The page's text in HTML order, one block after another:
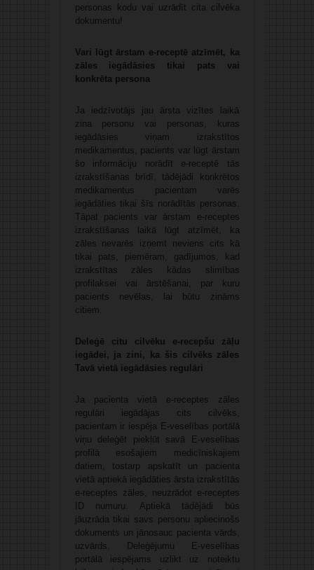
personas kodu vai uzrādīt cita cilvēka
dokumentu!
Vari lūgt ārstam e-receptē atzīmēt, ka
zāles iegādāsies tikai pats vai
konkrēta persona
Ja iedzīvotājs jau ārsta vizītes laikā
zina personu vai personas, kuras
iegādāsies viņam izrakstītos
medikamentus, pacients var lūgt ārstam
šo informāciju norādīt e-receptē tās
izrakstīšanas brīdī, tādējādi konkrētos
medikamentus pacientam varēs
iegādāties tikai šīs norādītās personas.
Tāpat pacients var ārstam e-receptes
izrakstīšanas laikā lūgt atzīmēt, ka
zāles nevarēs izņemt neviens cits kā
tikai pats, piemēram, gadījumos, kad
izrakstītas zāles kādas slimības
profilaksei vai ārstēšanai, par kuru
pacients nevēlas, lai būtu zināms
citiem.
Deleģē citu cilvēku e-recepšu zāļu
iegādei, ja zini, ka šis cilvēks zāles
Tavā vietā iegādāsies regulāri
Ja pacienta vietā e-receptes zāles
regulāri iegādājas cits cilvēks,
pacientam ir iespēja E-veselības portālā
viņu deleģēt piekļūt savā E-veselības
profilā esošajiem medicīniskajiem
datiem, tostarp apskatīt un pacienta
vietā aptiekā iegādāties ārsta izrakstītās
e-receptes zāles, neuzrādot e-receptes
ID numuru. Aptiekā tādējādi būs
jāuzrāda tikai savs personu apliecinošs
dokuments un jānosauc pacienta vārds,
uzvārds. Deleģējumu E-veselības
portālā iespējams uzlikt uz noteiktu